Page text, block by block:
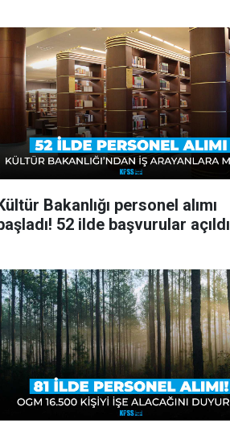
Bakanlığı personel alımı
52 ilde başvurular açıldı